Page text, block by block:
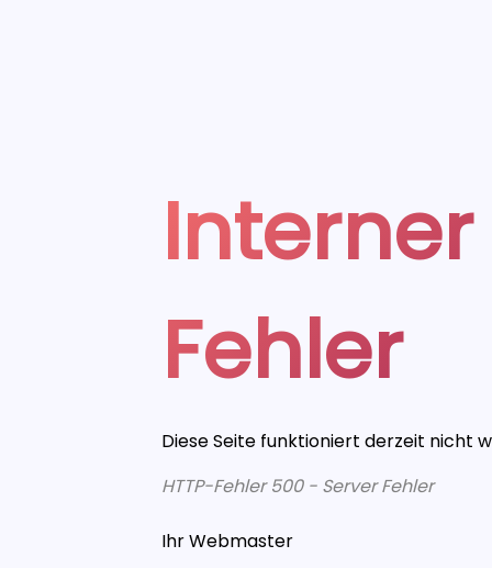
Fehler
Diese Seite funktioniert derzeit nicht
HTTP-Fehler 500 - Server Fehler
Ihr Webmaster